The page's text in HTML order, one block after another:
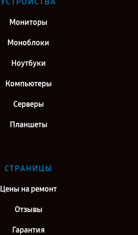
Мониторы
Моноблоки
Ноутбуки
Компьютеры
Серверы
Планшеты
СТРАНИЦЫ
Цены на ремонт
Отзывы
Гарантия